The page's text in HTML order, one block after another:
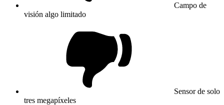
Campo de
visión algo limitado
Sensor de solo
tres megapíxeles